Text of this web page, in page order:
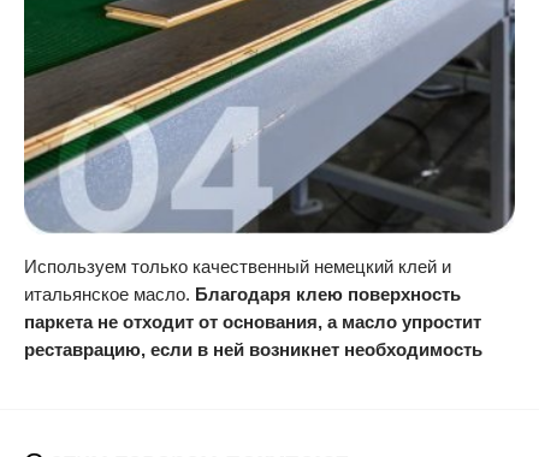
Используем только качественный немецкий клей и
итальянское масло. Благодаря клею поверхность
паркета не отходит от основания, а масло упростит
реставрацию, если в ней возникнет необходимость